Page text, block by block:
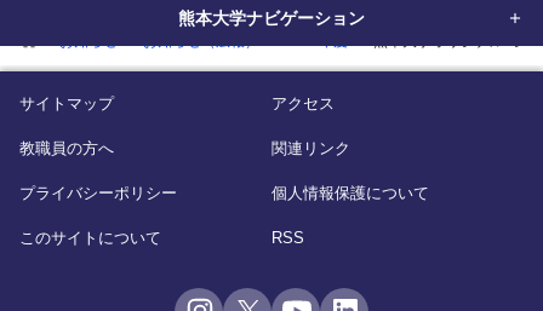
熊本大学ナビゲーション
サイトマップ アクセス
教職員の方へ 関連リンク
プライバシーポリシー 個人情報保護について
このサイトについて RSS